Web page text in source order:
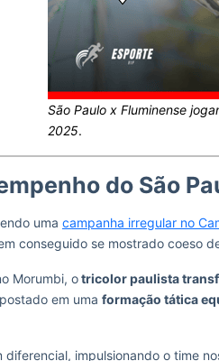
São Paulo x Fluminense
2025.
do São
uma campanha irregular no
conseguido se mostrado coeso
Morumbi, otricolor paulista
em uma formação tática
diferencial, impulsionando o time